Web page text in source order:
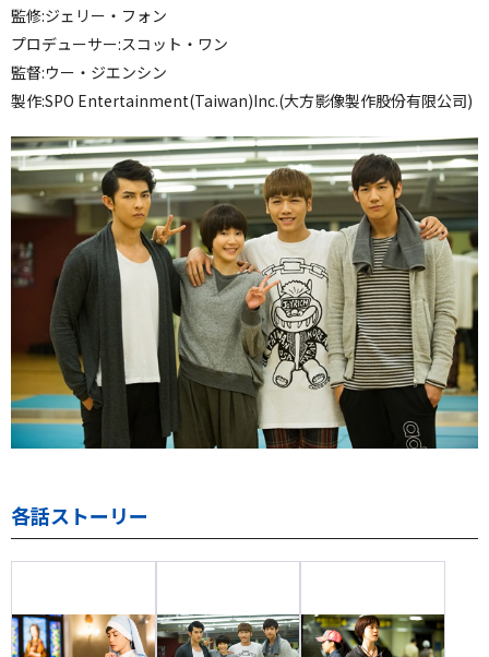
監修:ジェリー・フォン
プロデューサー:スコット・ワン
監督:ウー・ジエンシン
製作:SPO Entertainment(Taiwan)Inc.(大方影像製作股份有限公司)
各話ストーリー